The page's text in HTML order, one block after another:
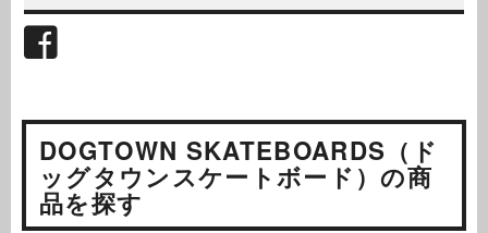
DOGTOWN SKATEBOARDS（ド
ッグタウンスケートボード）の商
品を探す